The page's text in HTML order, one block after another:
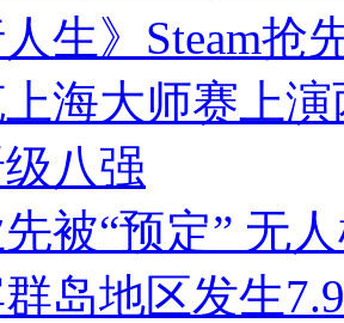
人生》Steam
海大师赛上
八强
被“预定” 无
岛地区发生